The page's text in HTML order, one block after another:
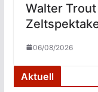
Walter
06/08/2026
Aktuell